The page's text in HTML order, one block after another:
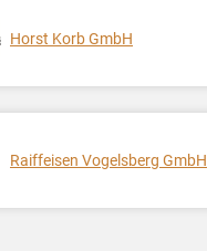
Horst Korb GmbH
Raiffeisen Vogelsberg GmbH